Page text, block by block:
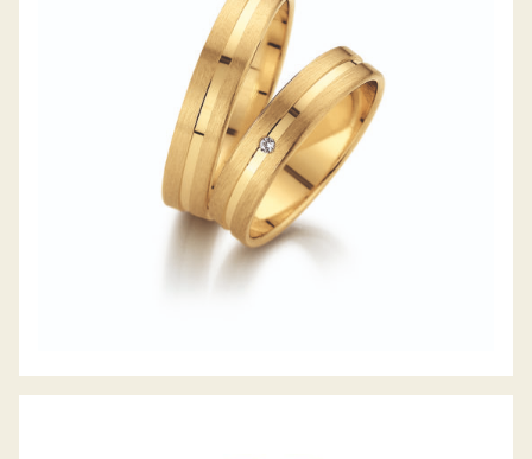
GERSTNER TRAURINGE